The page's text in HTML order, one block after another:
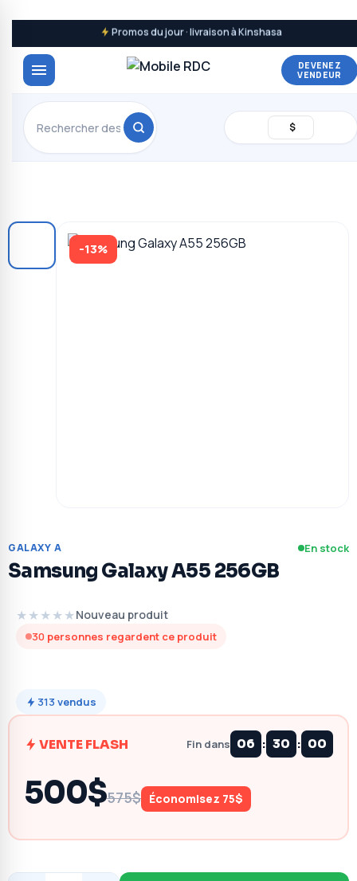
Promos du jour · livraison à Kinshasa
DEVENEZ
VENDEUR
$
-13%
GALAXY A En stock
Samsung Galaxy A55 256GB
★★★★★Nouveau produit
30 personnes regardent ce produit
313vendus
VENTE FLASH Fin dans 06 : 30 : 00
500$575$ Économisez 75$